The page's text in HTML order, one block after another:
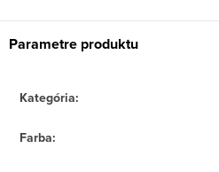
Parametre produktu
Kategória:
Farba: